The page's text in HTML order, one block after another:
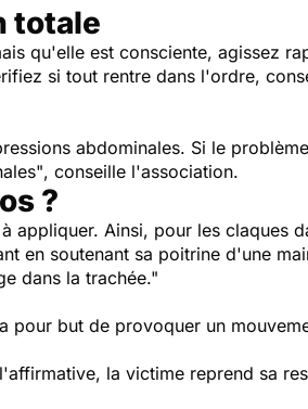
totale
qu'elle est consciente, agissez
si tout rentre dans l'ordre,
abdominales. Si le
, conseille l'association.
?
appliquer. Ainsi, pour les claques
en soutenant sa poitrine d'une
dans la trachée."
pour but de provoquer un
la victime reprend sa